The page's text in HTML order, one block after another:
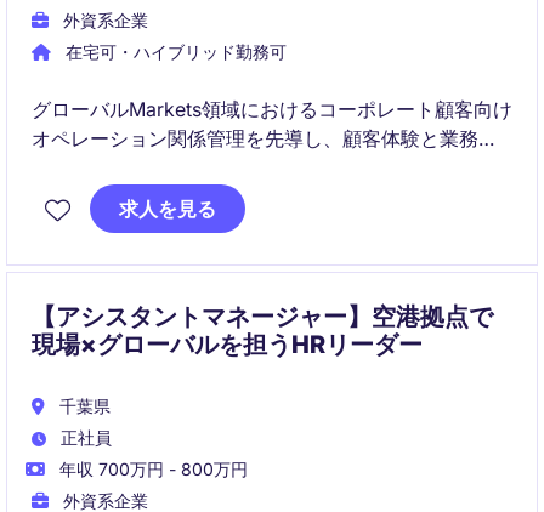
外資系企業
在宅可・ハイブリッド勤務可
グローバルMarkets領域におけるコーポレート顧客向け
オペレーション関係管理を先導し、顧客体験と業務効
クホルダーと連携し、戦略的な顧客エンゲージメント
とプロセス標準化を主導します。
求人を見る
【アシスタントマネージャー】空港拠点で
現場×グローバルを担うHRリーダー
千葉県
正社員
年収 700万円 - 800万円
外資系企業